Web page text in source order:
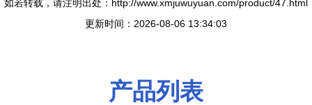
如若转载，请注明出处：http://www.xmjuwuyuan.com/product/47.html
更新时间：2026-08-06 13:34:03
产品列表